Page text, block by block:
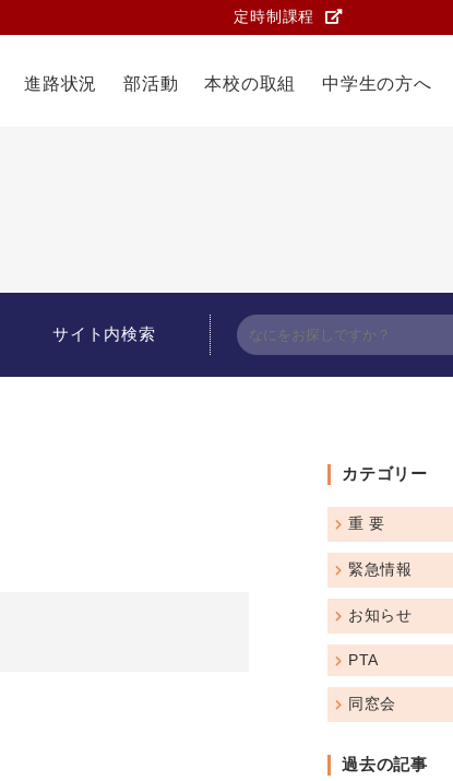
定時制課程
進路状況 部活動 本校の取組 中学生の方へ
サイト内検索
カテゴリー
重 要
緊急情報
お知らせ
PTA
同窓会
過去の記事